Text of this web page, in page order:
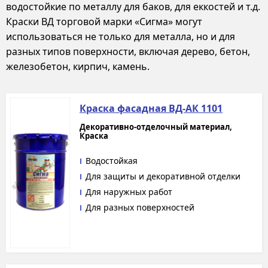
водостойкие по металлу для баков, для еккостей и т.д.
Краски ВД торговой марки «Сигма» могут
использоваться не только для металла, но и для
разных типов поверхности, включая дерево, бетон,
железобетон, кирпич, камень.
Краска фасадная ВД-АК 1101
Декоративно-отделочный материал,
Краска
Водостойкая
Для защиты и декоративной отделки
Для наружных работ
Для разных поверхностей